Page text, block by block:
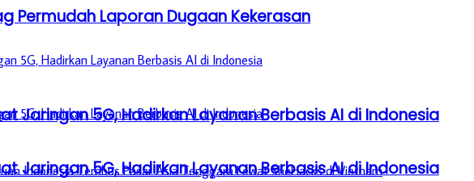
Jaringan 5G, Hadirkan Layanan Berbasis AI di Indonesia
Permudah Laporan Dugaan Kekerasan
Jaringan 5G, Hadirkan Layanan Berbasis AI di Indonesia